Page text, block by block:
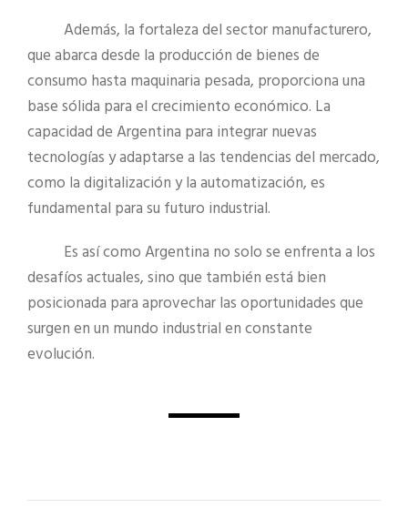
Además, la fortaleza del sector manufacturero,
que abarca desde la producción de bienes de
consumo hasta maquinaria pesada, proporciona una
base sólida para el crecimiento económico. La
capacidad de Argentina para integrar nuevas
tecnologías y adaptarse a las tendencias del mercado,
como la digitalización y la automatización, es
fundamental para su futuro industrial.
Es así como Argentina no solo se enfrenta a los
desafíos actuales, sino que también está bien
posicionada para aprovechar las oportunidades que
surgen en un mundo industrial en constante
evolución.